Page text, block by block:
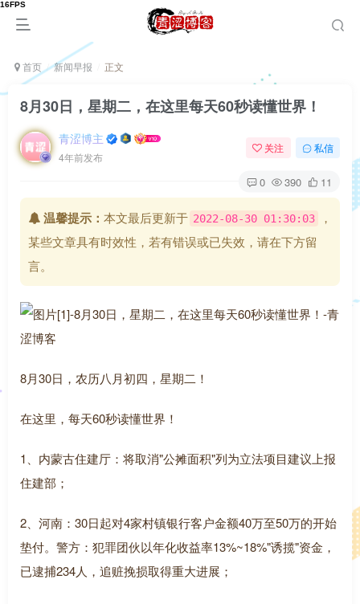
首页 新闻早报 正文
8月30日，星期二，在这里每天60秒读懂世界！
青涩博主
4年前发布
关注 私信
0 390 11
温馨提示： 本文最后更新于 2022-08-30 01:30:03
，
某些文章具有时效性，若有错误或已失效，请在下方留
言。
8月30日，农历八月初四，星期二！
在这里，每天60秒读懂世界！
1、内蒙古住建厅：将取消"公摊面积"列为立法项目建议上报
住建部；
2、河南：30日起对4家村镇银行客户金额40万至50万的开始
垫付。警方：犯罪团伙以年化收益率13%~18%"诱揽"资金，
已逮捕234人，追赃挽损取得重大进展；